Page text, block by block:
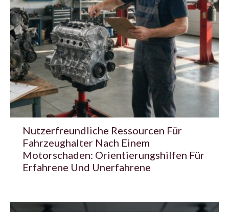
Nutzerfreundliche Ressourcen Für
Fahrzeughalter Nach Einem
Motorschaden: Orientierungshilfen Für
Erfahrene Und Unerfahrene